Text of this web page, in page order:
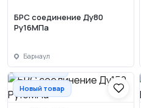
БРС соединение Ду80
Ру16МПа
Барнаул
📦Доставка
Новый товар